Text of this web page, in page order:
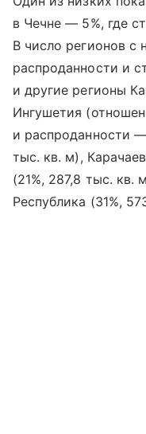
в Чечне — 5%, где
В число регионов с
распроданности и
и другие регионы
Ингушетия
и распроданности —
тыс. кв. м),
(21%, 287,8 тыс. кв.
Республика (31%,